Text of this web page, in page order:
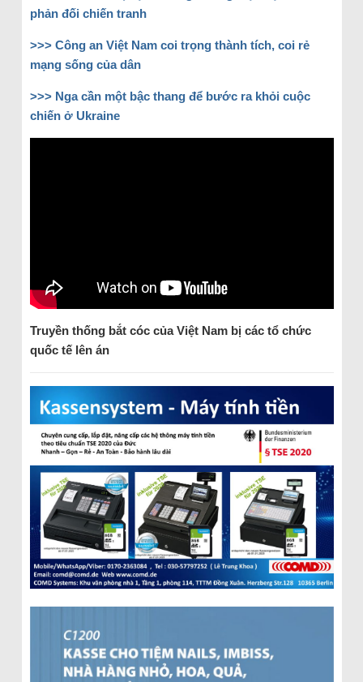
phản đối chiến tranh
>>> Công an Việt Nam coi trọng thành tích, coi rẻ
mạng sống của dân
>>> Nga cần một bậc thang để bước ra khỏi cuộc
chiến ở Ukraine
Truyền thống bắt cóc của Việt Nam bị các tổ chức
quốc tế lên án